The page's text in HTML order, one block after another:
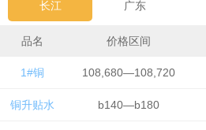
长江 广东
品名 价格区间
1#铜 108,680—108,720
铜升贴水 b140—b180